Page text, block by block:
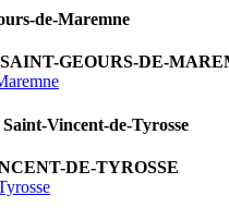
de-Maremne
SAINT-GEOURS-DE-
Saint-Vincent-de-Tyrosse
DE-TYROSSE